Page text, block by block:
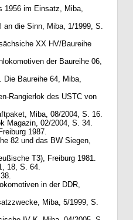
1956 im Einsatz, Miba,
die Sinn, Miba, 1/1999, S.
XX HV/Baureihe
der Baureihe 06,
Baureihe 64, Miba,
Rangierlok des USTC von
Miba, 08/2004, S. 16.
Magazin, 02/2004, S. 34.
1987.
82 und das BW Siegen,
T3), Freiburg 1981.
18, S. 64.
in der DDR,
Miba, 5/1999, S.